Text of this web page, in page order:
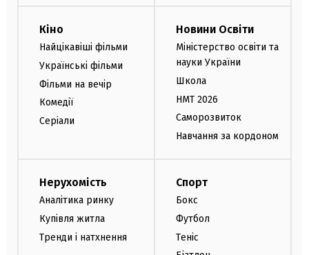
Кіно
Найцікавіші фільми
Українські фільми
Фільми на вечір
Комедії
Серіали
Новини Освіти
Міністерство освіти та
науки України
Школа
НМТ 2026
Саморозвиток
Навчання за кордоном
Нерухомість
Аналітика ринку
Купівля житла
Тренди і натхнення
Спорт
Бокс
Футбол
Теніс